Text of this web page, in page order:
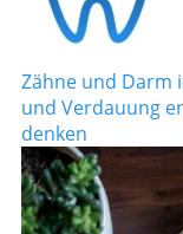
Zähne und Darm
und Verdauung
denken